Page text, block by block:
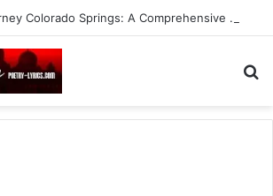
Accident Attorney Colorado Springs: A Comprehensive Guide